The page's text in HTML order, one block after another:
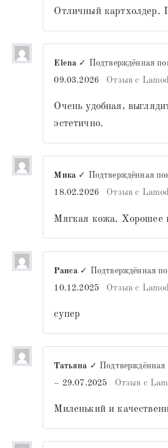
Отличный картхолдер.
Elena ✓ Подтверждённая
09.03.2026
Отзыв с
Очень удобная,
эстетично.
Мика ✓ Подтверждённая
18.02.2026
Отзыв с
Мягкая кожа. Хорошее
Раиса ✓ Подтверждённая
10.12.2025
Отзыв с
супер
Татьяна ✓ Подтверждённая
– 29.07.2025 Отзыв с
Миленький и